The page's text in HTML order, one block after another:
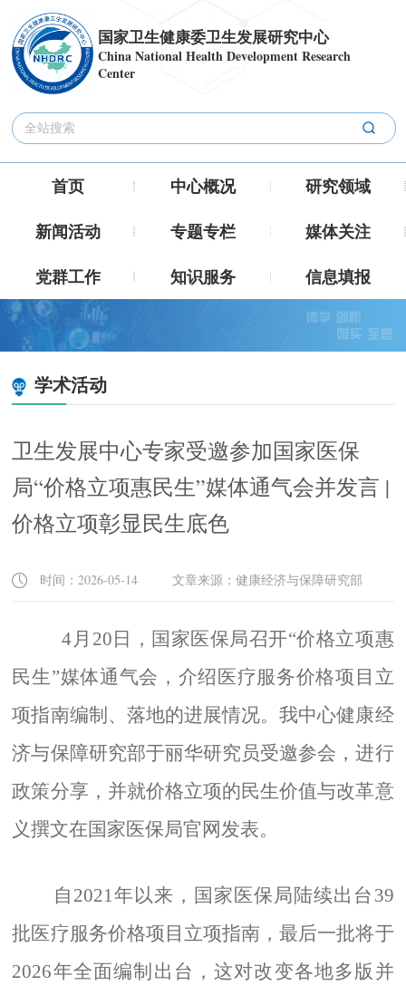
国家卫生健康委卫生发展研究中心
China National Health Development Research
Center
首页 中心概况
研究领域
新闻活动
专题专栏
媒体关注
党群工作
知识服务 信息填报
学术活动
卫生发展中心专家受邀参加国家医保
局“价格立项惠民生”媒体通气会并发言 |
价格立项彰显民生底色
时间：2026-05-14 文章来源：健康经济与保障研究部
4月20日，国家医保局召开“价格立项惠
民生”媒体通气会，介绍医疗服务价格项目立
项指南编制、落地的进展情况。我中心健康经
济与保障研究部于丽华研究员受邀参会，进行
政策分享，并就价格立项的民生价值与改革意
义撰文在国家医保局官网发表。
自2021年以来，国家医保局陆续出台39
批医疗服务价格项目立项指南，最后一批将于
2026年全面编制出台，这对改变各地多版并